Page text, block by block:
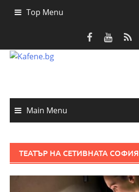
Top Menu
Main Menu
ТЕАТЪР НА СЕТИВНАТА СОФИЯ